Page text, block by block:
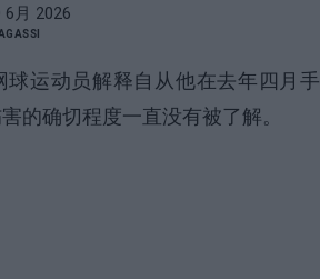
6月 2026
球运动员解释自从他在去年四月手
的确切程度一直没有被了解。